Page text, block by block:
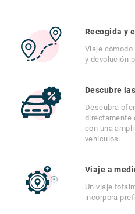
Recogida y
Viaje
y devolución
Descubre
Descubra
directamente
con una
vehículos.
Viaje a
Un viaje
incorpora